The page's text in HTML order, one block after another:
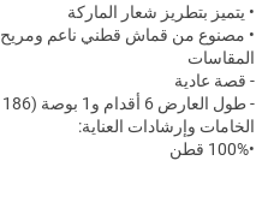
• يتميز بتطريز شعار الماركة
• مصنوع من قماش قطني ناعم ومريح
المقاسات
- قصة عادية
- طول العارض 6 أقدام و1 بوصة (186 سم) ويرتدي مقاس M
الخامات وإرشادات العناية:
•100% قطن